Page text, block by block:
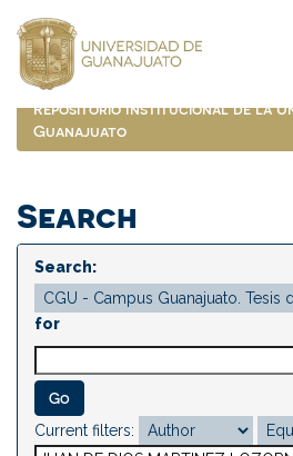
navigation
Repositorio Institucional de la
Guanajuato
Search
Search:
for
Current filters: